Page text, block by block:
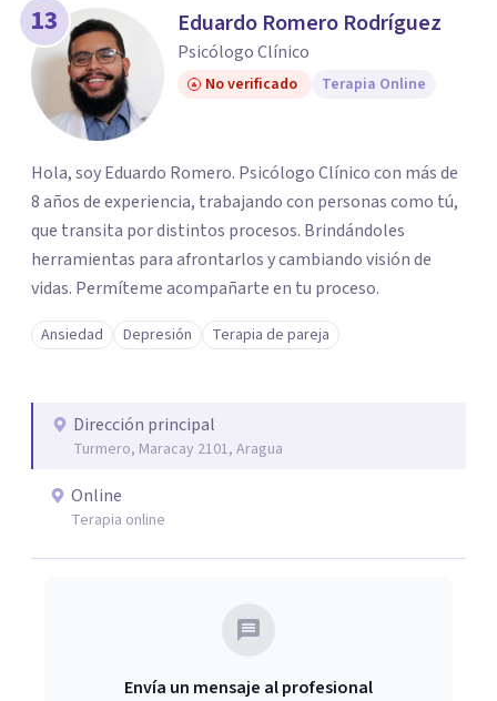
13 Eduardo Romero Rodríguez
Psicólogo Clínico
No verificado Terapia Online
Hola, soy Eduardo Romero. Psicólogo Clínico con más de
8 años de experiencia, trabajando con personas como tú,
que transita por distintos procesos. Brindándoles
herramientas para afrontarlos y cambiando visión de
vidas. Permíteme acompañarte en tu proceso.
Ansiedad Depresión Terapia de pareja
Dirección principal
Turmero, Maracay 2101, Aragua
Online
Terapia online
Envía un mensaje al profesional